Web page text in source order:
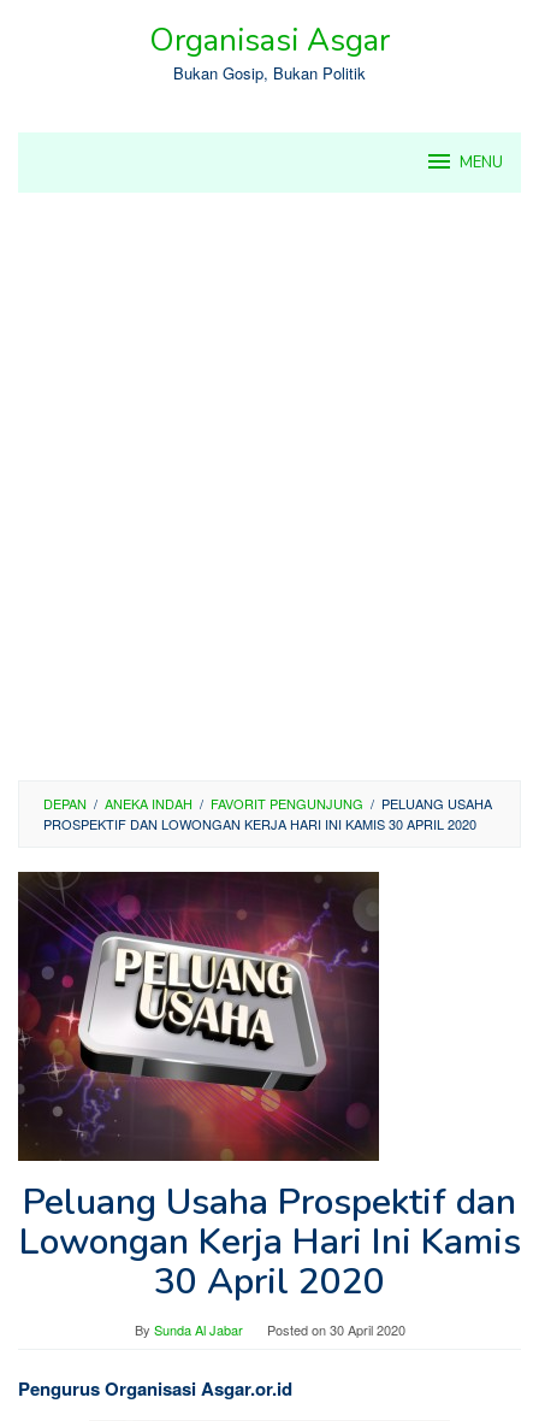
Organisasi Asgar
Bukan Gosip, Bukan Politik
MENU
DEPAN / ANEKA INDAH / FAVORIT PENGUNJUNG / PELUANG USAHA
PROSPEKTIF DAN LOWONGAN KERJA HARI INI KAMIS 30 APRIL 2020
Peluang Usaha Prospektif dan
Lowongan Kerja Hari Ini Kamis
30 April 2020
By Sunda Al Jabar Posted on30 April 2020
Pengurus Organisasi Asgar.or.id